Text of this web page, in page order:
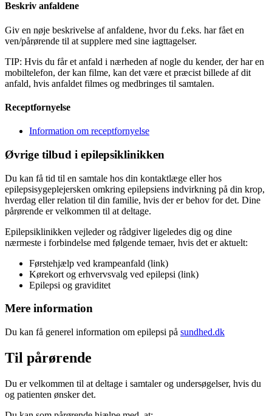
Beskriv anfaldene
Giv en nøje beskrivelse af anfaldene, hvor du f.eks. har fået en
ven/pårørende til at supplere med sine iagttagelser.
TIP: Hvis du får et anfald i nærheden af nogle du kender, der har en
mobiltelefon, der kan filme, kan det være et præcist billede af dit
anfald, hvis anfaldet filmes og medbringes til samtalen.
Receptfornyelse
Information om receptfornyelse
Øvrige tilbud i epilepsiklinikken
Du kan få tid til en samtale hos din kontaktlæge eller hos
epilepsisygeplejersken omkring epilepsiens indvirkning på din krop,
hverdag eller relation til din familie, hvis der er behov for det. Dine
pårørende er velkommen til at deltage.
Epilepsiklinikken vejleder og rådgiver ligeledes dig og dine
nærmeste i forbindelse med følgende temaer, hvis det er aktuelt:
Førstehjælp ved krampeanfald (link)
Kørekort og erhvervsvalg ved epilepsi (link)
Epilepsi og graviditet
Mere information
Du kan få generel information om epilepsi på sundhed.dk
Til pårørende
Du er velkommen til at deltage i samtaler og undersøgelser, hvis du
og patienten ønsker det.